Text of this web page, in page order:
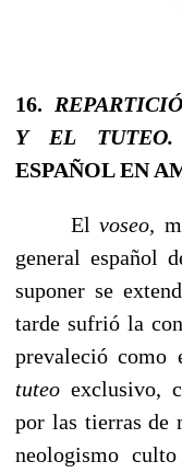
16.
Y EL
ESPAÑOL EN
Elvoseo,
general espa­ñol
suponer se
tarde sufrió la
prevaleció
tuteo exclusivo,
por las tierras de
neologismo